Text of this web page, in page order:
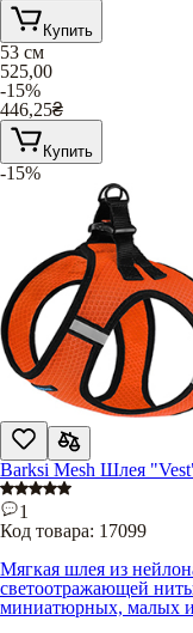
Купить
53 см
525,00
-15%
446,25₴
Купить
-15%
Barksi Mesh Шлея
1
Код товара: 17099
Мягкая шлея из
светоотражающей
миниатюрных, малых